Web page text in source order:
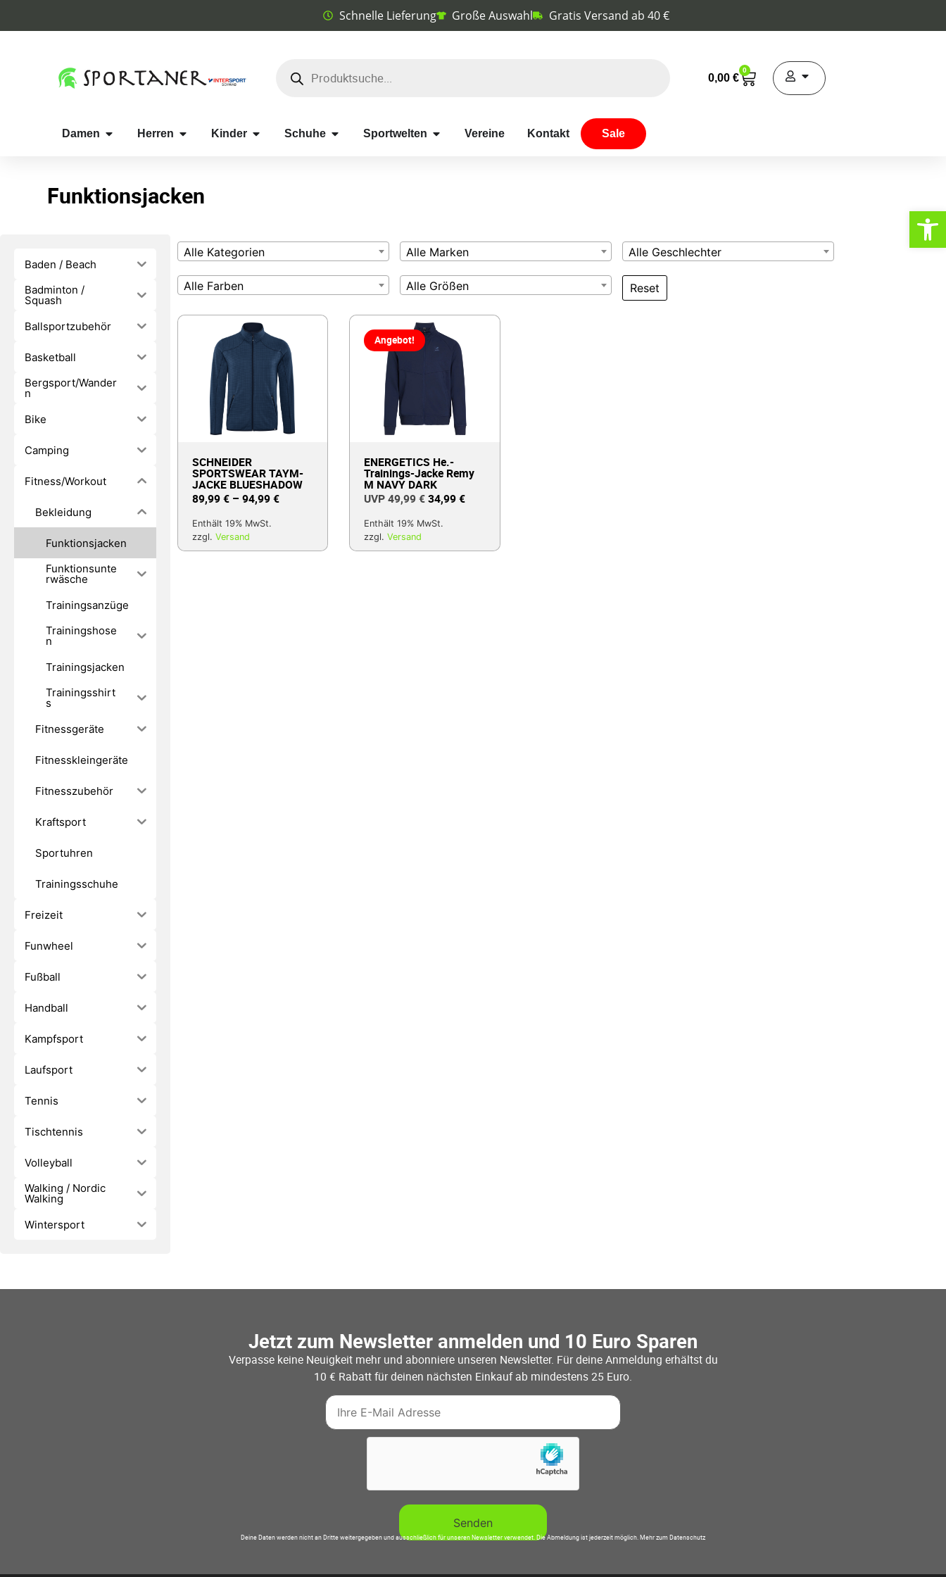
Schnelle Lieferung Große Auswahl Gratis Versand ab 40 €
0,00 €
0
Damen Herren Kinder Schuhe Sportwelten Vereine Kontakt Sale
Funktionsjacken
Baden / Beach
Badminton /
Squash
Ballsportzubehör
Basketball
Bergsport/Wander
n
Bike
Camping
Fitness/Workout
Bekleidung
Funktionsjacken
Funktionsunte
rwäsche
Trainingsanzüge
Trainingshose
n
Trainingsjacken
Trainingsshirt
s
Fitnessgeräte
Fitnesskleingeräte
Fitnesszubehör
Kraftsport
Sportuhren
Trainingsschuhe
Freizeit
Funwheel
Fußball
Handball
Kampfsport
Laufsport
Tennis
Tischtennis
Volleyball
Walking / Nordic
Walking
Wintersport
Alle Kategorien Alle Marken Alle Geschlechter
Alle Farben Alle Größen Reset
SCHNEIDER
SPORTSWEAR TAYM-
JACKE BLUESHADOW
89,99€ – 94,99€
Enthält 19% MwSt.
zzgl. Versand
Angebot!
ENERGETICS He.-
Trainings-Jacke Remy
M NAVY DARK
49,99€34,99€
Enthält 19% MwSt.
zzgl.Versand
Jetzt zum Newsletter anmelden und 10 Euro Sparen
Verpasse keine Neuigkeit mehr und abonniere unseren Newsletter. Für deine Anmeldung erhältst du
10 € Rabatt für deinen nächsten Einkauf ab mindestens 25 Euro.
Deine Daten werden nicht an Dritte weitergegeben und ausschließlich für unseren Newsletter verwendet. Die Abmeldung ist jederzeit möglich. Mehr zum Datenschutz